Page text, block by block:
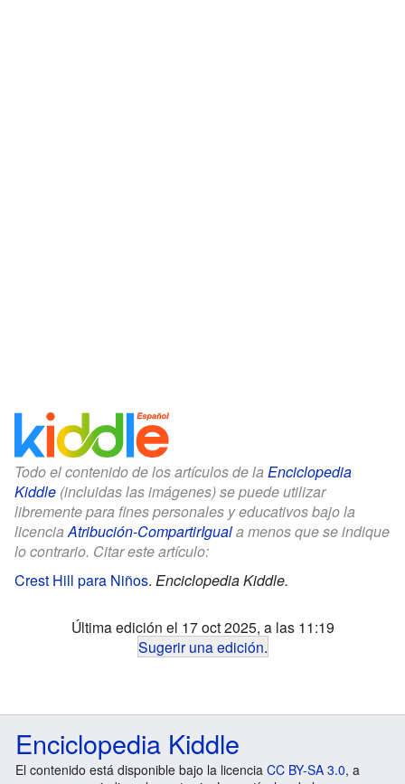
Todo el contenido de los artículos de la Enciclopedia
Kiddle (incluidas las imágenes) se puede utilizar
libremente para fines personales y educativos bajo la
licenciaAtribución-CompartirIguala menos que se indique
lo contrario. Citar este artículo:
Crest Hill para Niños. Enciclopedia Kiddle.
Última edición el 17 oct 2025, a las 11:19
Sugerir una edición.
Enciclopedia Kiddle
El contenido está disponible bajo la licencia CC BY-SA 3.0, a